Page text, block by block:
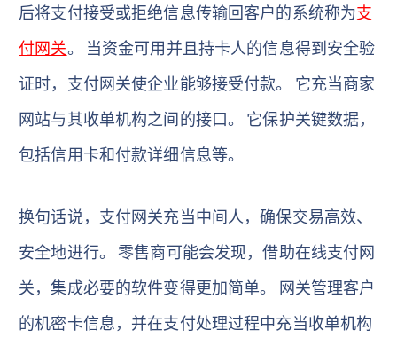
后将支付接受或拒绝信息传输回客户的系统称为支
付网关。 当资金可用并且持卡人的信息得到安全验
证时，支付网关使企业能够接受付款。 它充当商家
网站与其收单机构之间的接口。 它保护关键数据，
包括信用卡和付款详细信息等。
换句话说，支付网关充当中间人，确保交易高效、
安全地进行。 零售商可能会发现，借助在线支付网
关，集成必要的软件变得更加简单。 网关管理客户
的机密卡信息，并在支付处理过程中充当收单机构